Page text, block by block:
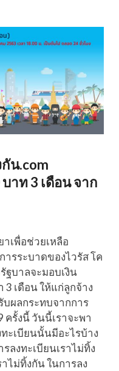
น.com
าท 3 เดือน จาก
าเพื่อช่วยเหลือ
รระบาดของไวรัส โค
ฐบาลจะมอบเงิน
3 เดือน ให้แก่ลูกจ้าง
บผลกระทบจากการ
ครั้งนี้ วันนี้เราจะพา
เบียนนั้นมีอะไรบ้าง
ลงทะเบียนเราไม่ทิ้ง
ไม่ทิ้งกัน ในการลง